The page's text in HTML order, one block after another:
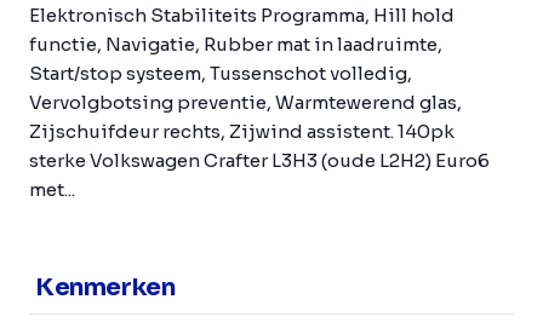
Elektronisch Stabiliteits Programma, Hill hold
functie, Navigatie, Rubber mat in laadruimte,
Start/stop systeem, Tussenschot volledig,
Vervolgbotsing preventie, Warmtewerend glas,
Zijschuifdeur rechts, Zijwind assistent. 140pk
sterke Volkswagen Crafter L3H3 (oude L2H2) Euro6
met...
Kenmerken